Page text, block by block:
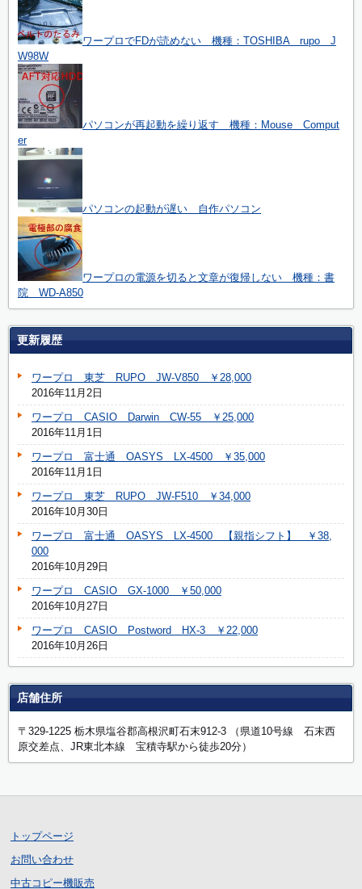
ワープロでFDが読めない 機種：TOSHIBA rupo J
W98W
パソコンが再起動を繰り返す 機種：Mouse Comput
er
パソコンの起動が遅い 自作パソコン
ワープロの電源を切ると文章が復帰しない 機種：書
院 WD-A850
更新履歴
ワープロ 東芝 RUPO JW-V850 ￥28,000
2016年11月2日
ワープロ CASIO Darwin CW-55 ￥25,000
2016年11月1日
ワープロ 富士通 OASYS LX-4500 ￥35,000
2016年11月1日
ワープロ 東芝 RUPO JW-F510 ￥34,000
2016年10月30日
ワープロ 富士通 OASYS LX-4500 【親指シフト】 ￥38,
000
2016年10月29日
ワープロ CASIO GX-1000 ￥50,000
2016年10月27日
ワープロ CASIO Postword HX-3 ￥22,000
2016年10月26日
店舗住所
〒329-1225 栃木県塩谷郡高根沢町石末912-3 （県道10号線 石末西
原交差点、JR東北本線 宝積寺駅から徒歩20分）
トップページ
お問い合わせ
中古コピー機販売